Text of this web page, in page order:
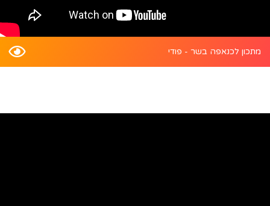
מתכון לכנאפה בשר - פודי